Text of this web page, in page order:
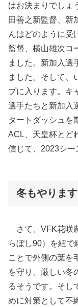
はお決まりでしょ
田善之新監督、新
んはどのように受
監督、横山雄次コ
ました。新加入選
ました。そして、
プに入ります。キ
選手たちと新加入
タートダッシュを
ACL、天皇杯とど
信じて、2023シー
冬もやりま
さて、VFK花咲
らぼし90）を紐で
ことで外側の葉を
を守り、厳しい冬
るそうです。そし
めに対策として不